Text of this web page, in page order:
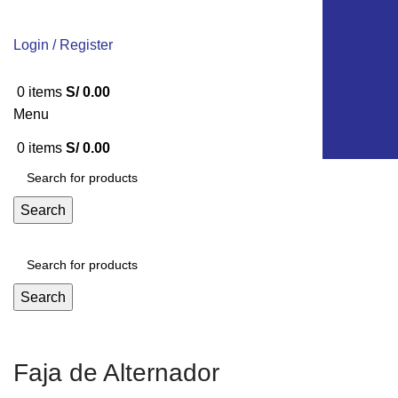
Login / Register
0 items S/0.00
Menu
0 items S/0.00
Search
Search
Faja de Alternador